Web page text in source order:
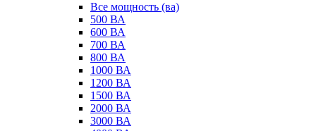
Все мощность (ва)
500 ВА
600 ВА
700 ВА
800 ВА
1000 ВА
1200 ВА
1500 ВА
2000 ВА
3000 ВА